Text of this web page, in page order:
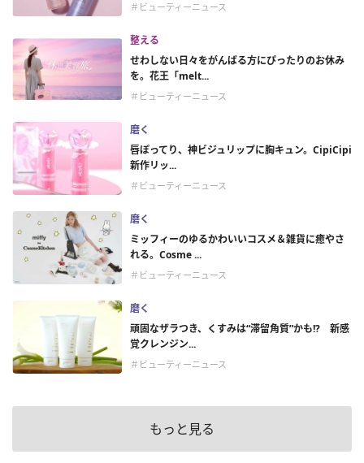
＃ビューティーニュース
整える
せわしない日々をがんばる方にぴったりのお休み
を。花王「melt...
＃ビューティーニュース
磨く
唇ぽってり、神ビジュリップに胸キュン。CipiCipi
新作リッ...
＃ビューティーニュース
磨く
ミッフィーのゆるかわいいコスメ＆雑貨に癒やさ
れる。Cosme ...
＃ビューティーニュース
磨く
頑固なザラつき、くすみは“滞留角質”かも!? 新感
覚クレンジン...
＃ビューティーニュース
もっと見る